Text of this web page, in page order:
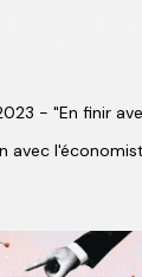
- "En finir
avec